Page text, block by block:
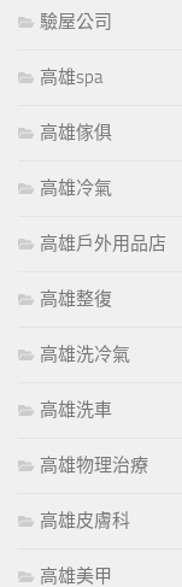
驗屋公司
高雄spa
高雄傢俱
高雄冷氣
高雄戶外用品店
高雄整復
高雄洗冷氣
高雄洗車
高雄物理治療
高雄皮膚科
高雄美甲